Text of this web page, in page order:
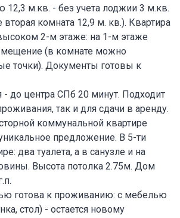
м.кв. - без учета лоджии 3 м.кв.
комната 12,9 м. кв.). Квартира
2-м этаже: на 1-м этаже
(в комнате можно
точки). Документы готовы к
- до центра СПб 20 минут. Подходит
так и для сдачи в аренду.
коммунальной квартире
предложение. В 5-ти
два туалета, а в санузле и на
Высота потолка 2.75м. Дом
готова к проживанию: с мебелью
стол) - остается новому